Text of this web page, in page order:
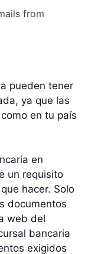
from
pueden tener
ya que las
en tu país
en
un requisito
hacer. Solo
documentos
web del
bancaria
exigidos